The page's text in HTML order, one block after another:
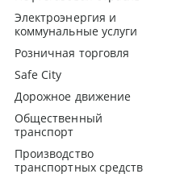
Электроэнергия и
коммунальные услуги
Розничная торговля
Safe City
Дорожное движение
Общественный
транспорт
Производство
транспортных средств